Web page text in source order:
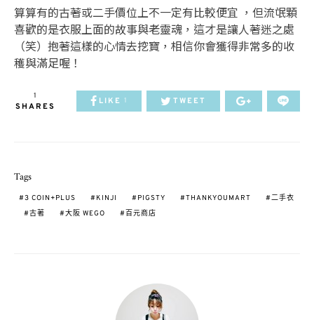
算算有的古著或二手價位上不一定有比較便宜 ，但流氓顆
喜歡的是衣服上面的故事與老靈魂，這才是讓人著迷之處
（笑）抱著這樣的心情去挖寶，相信你會獲得非常多的收
穫與滿足喔！
1
SHARES
LIKE 1 TWEET
Tags
3 COIN+PLUS KINJI PIGSTY THANKYOUMART
二手衣
古著
大阪 WEGO 百元商店